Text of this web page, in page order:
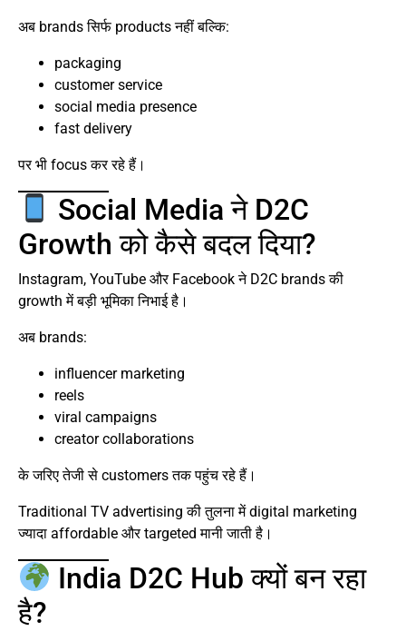
अब brands सिर्फ products नहीं बल्कि:
packaging
customer service
social media presence
fast delivery
पर भी focus कर रहे हैं।
Social Media ने D2C
Growth को कैसे बदल दिया?
Instagram, YouTube और Facebook ने D2C brands की
growth में बड़ी भूमिका निभाई है।
अब brands:
influencer marketing
reels
viral campaigns
creator collaborations
के जरिए तेजी से customers तक पहुंच रहे हैं।
Traditional TV advertising की तुलना में digital marketing
ज्यादा affordable और targeted मानी जाती है।
India D2C Hub क्यों बन रहा
है?